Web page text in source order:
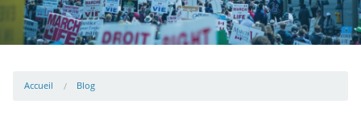
Accueil Blog